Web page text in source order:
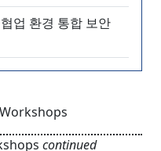
업 환경 통합 보안
continued